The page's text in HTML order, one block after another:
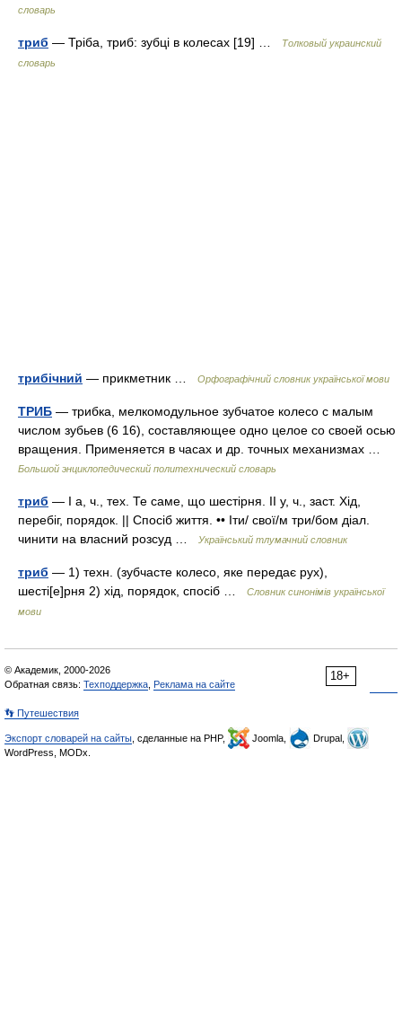
словарь
триб — Тріба, триб: зубці в колесах [19] …
Толковый украинский
словарь
трибічний — прикметник … Орфографічний словник української мови
ТРИБ — трибка, мелкомодульное зубчатое колесо с малым
числом зубьев (6 16), составляющее одно целое со своей осью
вращения. Применяется в часах и др. точных механизмах …
Большой энциклопедический политехнический словарь
триб — I а, ч., тех. Те саме, що шестірня. II у, ч., заст. Хід,
перебіг, порядок. || Спосіб життя. •• Іти/ свої/м три/бом діал.
чинити на власний розсуд …
Український тлумачний словник
триб — 1) техн. (зубчасте колесо, яке передає рух),
шесті[е]рня 2) хід, порядок, спосіб …
Словник синонімів української
мови
18+
© Академик, 2000-2026
Обратная связь: Техподдержка Реклама на сайте
👣 Путешествия
Экспорт словарей на сайты , сделанные на PHP, Joomla,
Drupal,
WordPress, MODx.